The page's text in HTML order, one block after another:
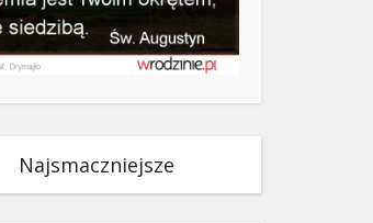
Najsmaczniejsze